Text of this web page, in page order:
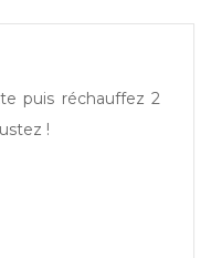
puis réchauffez 2
!